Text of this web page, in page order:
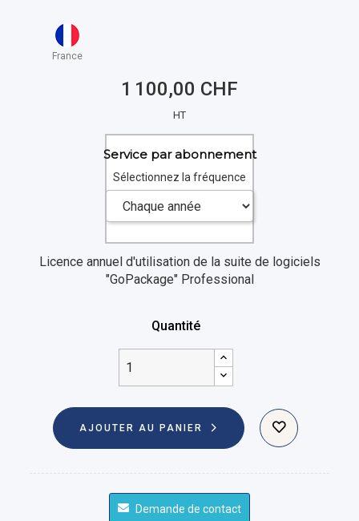
France
1 100,00 CHF
HT
Service par abonnement
Sélectionnez la fréquence
Licence annuel d'utilisation de la suite de logiciels
"GoPackage" Professional
Quantité
AJOUTER AU PANIER
Demande de contact